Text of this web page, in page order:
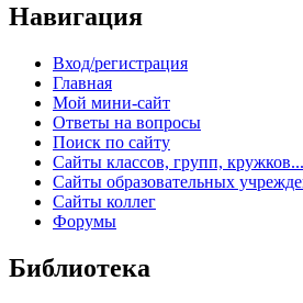
Навигация
Вход/регистрация
Главная
Мой мини-сайт
Ответы на вопросы
Поиск по сайту
Сайты классов, групп, кружков...
Сайты образовательных
Сайты коллег
Форумы
Библиотека